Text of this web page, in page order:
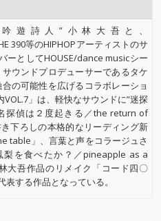
遊詩人”小林大吾と、
390等のHIPHOPアーティストのサ
ーとしてHOUSE/dance musicシー
ウンドプロデューサーであるタケ
の可能性を広げるコラボレーショ
」は、軽快なサウンドに”迷探
探偵は２度起きる／the return of
下ろしの本格的なリーディング新
table」、言葉と声をコラージュさ
を食べたか？／pineapple as a
大吾作品のリメイク「コード四〇
する作品となっている。